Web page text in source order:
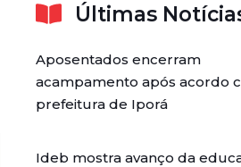
Últimas
Aposentados encerram
acampamento após acordo
prefeitura de Iporá
Ideb mostra avanço da